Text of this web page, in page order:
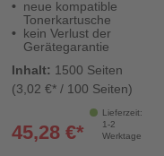
neue kompatible
Tonerkartusche
kein Verlust der
Gerätegarantie
Inhalt: 1500 Seiten
(3,02 €* / 100 Seiten)
Lieferzeit:
1-2
Werktage
45,28 €*